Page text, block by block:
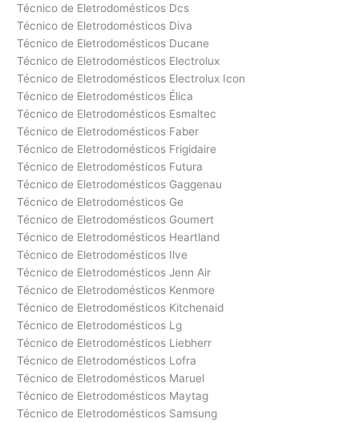
Técnico de Eletrodomésticos Dcs
Técnico de Eletrodomésticos Diva
Técnico de Eletrodomésticos Ducane
Técnico de Eletrodomésticos Electrolux
Técnico de Eletrodomésticos Electrolux Icon
Técnico de Eletrodomésticos Élica
Técnico de Eletrodomésticos Esmaltec
Técnico de Eletrodomésticos Faber
Técnico de Eletrodomésticos Frigidaire
Técnico de Eletrodomésticos Futura
Técnico de Eletrodomésticos Gaggenau
Técnico de Eletrodomésticos Ge
Técnico de Eletrodomésticos Goumert
Técnico de Eletrodomésticos Heartland
Técnico de Eletrodomésticos Ilve
Técnico de Eletrodomésticos Jenn Air
Técnico de Eletrodomésticos Kenmore
Técnico de Eletrodomésticos Kitchenaid
Técnico de Eletrodomésticos Lg
Técnico de Eletrodomésticos Liebherr
Técnico de Eletrodomésticos Lofra
Técnico de Eletrodomésticos Maruel
Técnico de Eletrodomésticos Maytag
Técnico de Eletrodomésticos Samsung